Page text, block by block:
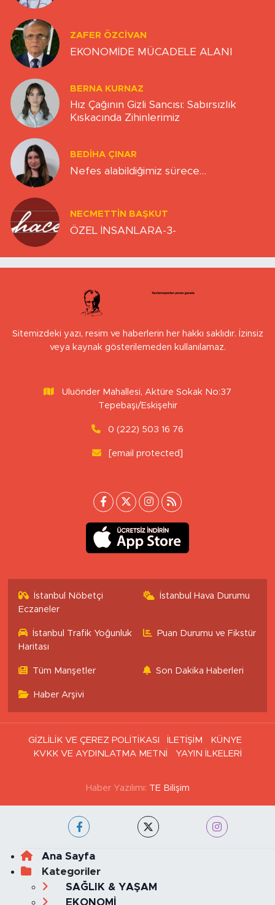
ZAFER ÖZCIVAN
EKONOMİDE MÜCADELE ALANI
BERNA KURNAZ
Hız Çağının Gizli Sancısı: Sabırsızlık
Kıskacında Zihinlerimiz
BEDIHA ÇINAR
Nefes alabildiğimiz sürece…
NECMETTIN BAŞKUT
ÖZEL İNSANLARA-3-
Sitemizdeki yazı, resim ve haberlerin her hakkı saklıdır. İzinsiz
veya kaynak gösterilemeden kullanılamaz.
Uluönder Mahallesi, Aktüre Sokak No:37
Tepebaşı/Eskişehir
0 (222) 503 16 76
[email protected]
İstanbul Nöbetçi
Eczaneler
İstanbul Hava Durumu
İstanbul Trafik Yoğunluk
Haritası
Puan Durumu ve Fikstür
Tüm Manşetler Son Dakika Haberleri
Haber Arşivi
GİZLİLİK VE ÇEREZ POLİTİKASI İLETİŞİM
KÜNYE
KVKK VE AYDINLATMA METNİ
YAYIN İLKELERİ
Haber Yazılımı: TE Bilişim
Ana Sayfa
Kategoriler
SAĞLIK & YAŞAM
EKONOMİ